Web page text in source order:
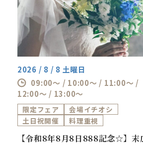
2026 / 8 / 8 土曜日
09:00～ / 10:00～ / 11:00～ /
12:00～ / 13:00～
限定フェア
会場イチオシ
土日祝開催
料理重視
【令和8年8月8日888記念☆】末